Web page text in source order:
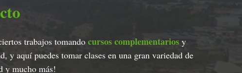
trabajos tomando cursos complementarios y
y aquí puedes tomar clases en una gran variedad de
y mucho más!